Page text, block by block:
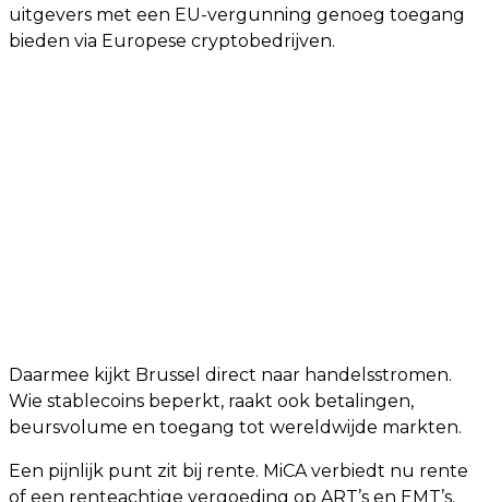
uitgevers met een EU-vergunning genoeg toegang
bieden via Europese cryptobedrijven.
Daarmee kijkt Brussel direct naar handelsstromen.
Wie stablecoins beperkt, raakt ook betalingen,
beursvolume en toegang tot wereldwijde markten.
Een pijnlijk punt zit bij rente. MiCA verbiedt nu rente
of een renteachtige vergoeding op ART’s en EMT’s.